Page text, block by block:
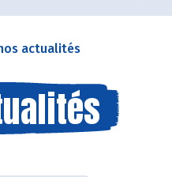
actualités